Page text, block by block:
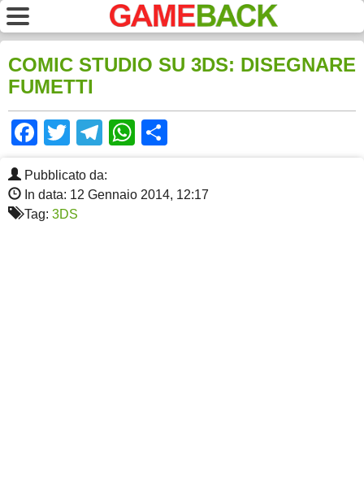
COMIC STUDIO SU 3DS: DISEGNARE
FUMETTI
Facebook
TwitterTelegram
WhatsApp
Pubblicato da:
In data: 12 Gennaio 2014, 12:17
Tag: 3DS